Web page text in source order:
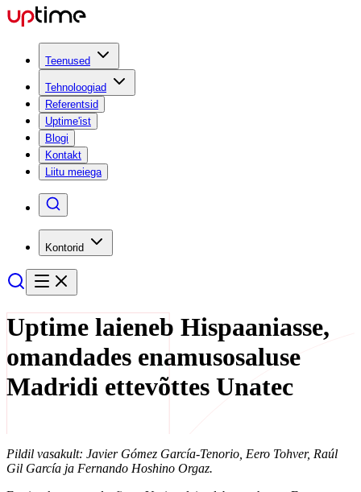
Teenused
Tehnoloogiad
Referentsid
Uptime'ist
Blogi
Kontakt
Liitu meiega
Kontorid
Uptime laieneb Hispaaniasse,
omandades enamusosaluse
Madridi ettevõttes Unatec
Pildil vasakult: Javier Gómez García-Tenorio, Eero Tohver, Raúl
Gil García ja Fernando Hoshino Orgaz.